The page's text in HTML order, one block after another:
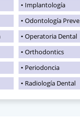
Implantología
Odontología Preventiva
Operatoria Dental
Orthodontics
Periodoncia
Radiología Dental